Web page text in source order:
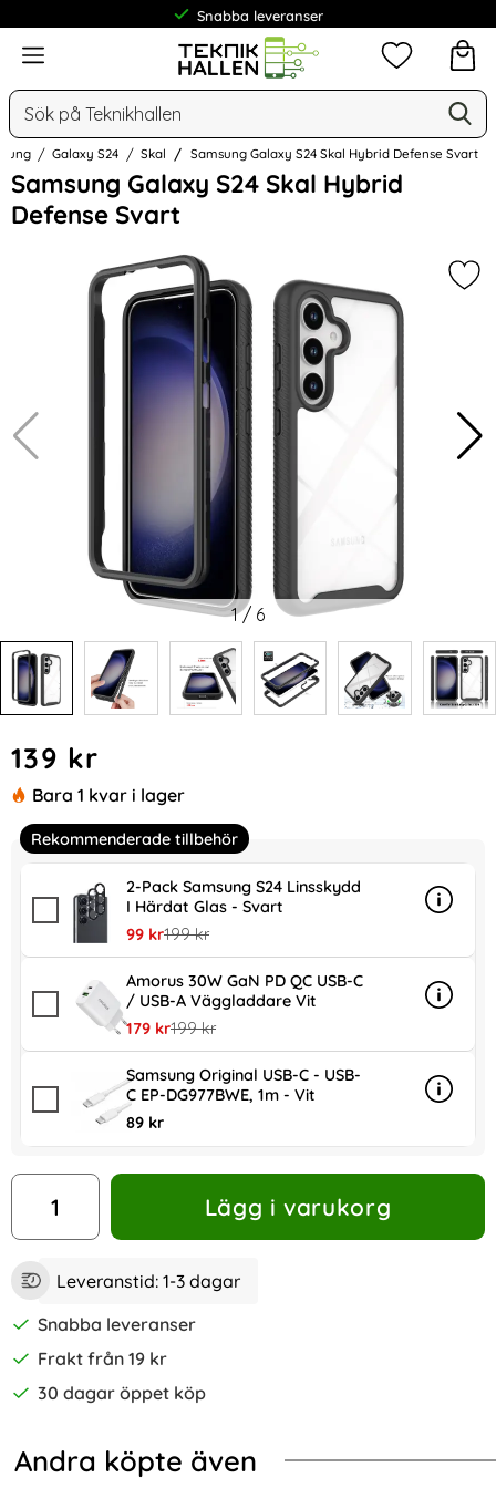
Snabba leveranser
Meny
Sök
Mina
Galaxy S24 Skal Samsung Galaxy S24 Skal Hybrid Defense Svart
Samsung Galaxy S24 Skal Hybrid
Defense Svart
Hoppa
över
Bilder
1/ 6
pris
139 kr
Bara 1 kvar i lager
Rekommenderade tillbehör
2-Pack Samsung S24 Linsskydd
I Härdat Glas - Svart
rea pris
99 krtidigare pris
199 kr
Info
mer
Amorus 30W GaN PD QC USB-C
/ USB-A Väggladdare Vit
rea pris
179 krtidigare pris
199 kr
Info
mer
Samsung Original USB-C - USB-
C EP-DG977BWE, 1m - Vit
89 kr
Info
mer
antal
Lägg i varukorg
Leveranstid: 1-3 dagar
Snabba leveranser
Frakt från 19 kr
30 dagar öppet köp
Andra köpte även